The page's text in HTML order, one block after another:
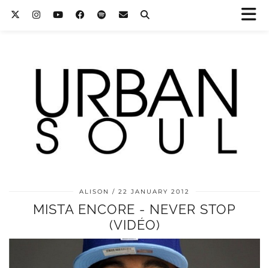
ALISON 22 JANUARY 2012
MISTA ENCORE - NEVER STOP
(VIDÉO)